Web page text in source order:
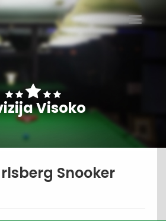
Visoko
Snooker